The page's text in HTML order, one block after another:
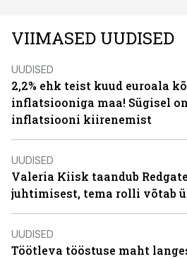
VIIMASED UUDISED
UUDISED
2,2% ehk teist kuud euroala
inflatsiooniga maa! Sügisel
inflatsiooni kiirenemist
UUDISED
Valeria Kiisk taandub
juhtimisest, tema rolli võtab
UUDISED
Töötleva tööstuse maht